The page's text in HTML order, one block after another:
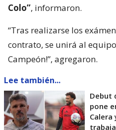
Colo”, informaron.
“Tras realizarse los
contrato, se unirá al
Campeón!”, agregaron.
Lee también...
Debut
pone
Calera